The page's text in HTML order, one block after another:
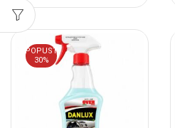
POPUST
30%